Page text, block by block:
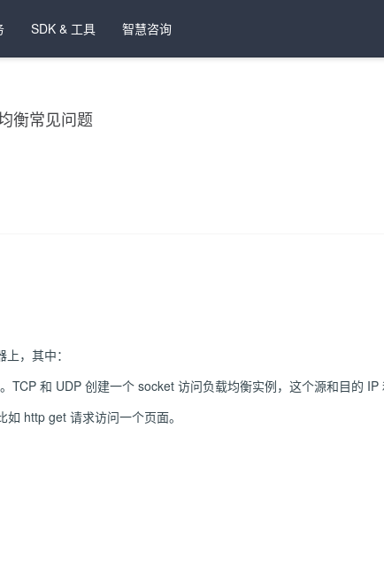
SDK & 工具 智慧咨询
衡常见问题
，其中：
TCP 和 UDP 创建一个 socket 访问负载均衡实例，这个源和目的 IP
http get 请求访问一个页面。